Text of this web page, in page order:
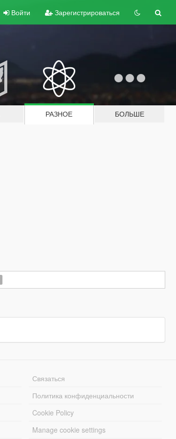
Войти Зарегистрироваться
РАЗНОЕ БОЛЬШЕ
Связаться
Политика конфиденциальности
Cookie Policy
Manage cookie settings